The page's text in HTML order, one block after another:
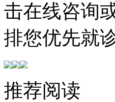
击在线咨询
排您优先就
推荐阅读